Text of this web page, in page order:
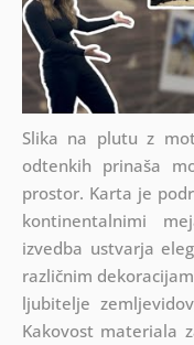
Slika na plutu z
odtenkih prinaša
prostor. Karta je
kontinentalnimi
izvedba ustvarja
različnim
ljubitelje
Kakovost materiala